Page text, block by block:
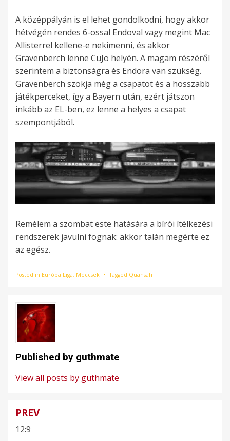
A középpályán is el lehet gondolkodni, hogy akkor
hétvégén rendes 6-ossal Endoval vagy megint Mac
Allisterrel kellene-e nekimenni, és akkor
Gravenberch lenne CuJo helyén. A magam részéről
szerintem a biztonságra és Endora van szükség.
Gravenberch szokja még a csapatot és a hosszabb
játékperceket, így a Bayern után, ezért játszon
inkább az EL-ben, ez lenne a helyes a csapat
szempontjából.
Remélem a szombat este hatására a bírói ítélkezési
rendszerek javulni fognak: akkor talán megérte ez
az egész.
Posted in Európa Liga, Meccsek Tagged Quansah
Published by guthmate
View all posts by guthmate
Bejegyzés
navigáció
PREV
12:9